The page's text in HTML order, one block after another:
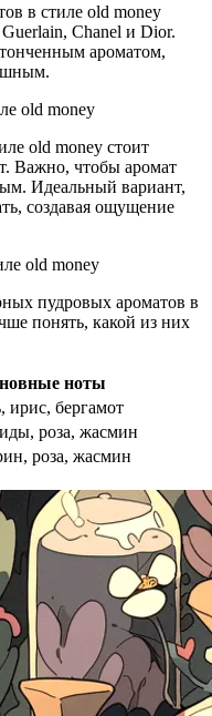
в стиле old money
Chanel и Dior.
ароматом,
old money
old money стоит
Важно, чтобы аромат
Идеальный вариант,
создавая ощущение
old money
пудровых ароматов в
понять, какой из них
ноты
ирис, бергамот
роза, жасмин
роза, жасмин